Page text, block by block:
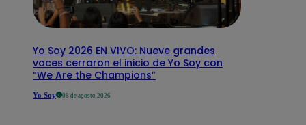
Yo Soy 2026 EN VIVO: Nueve grandes
voces cerraron el inicio de Yo Soy con
“We Are the Champions”
Yo Soy 08 de agosto 2026